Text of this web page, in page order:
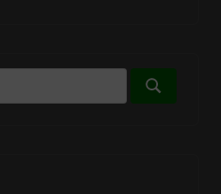
Suchen